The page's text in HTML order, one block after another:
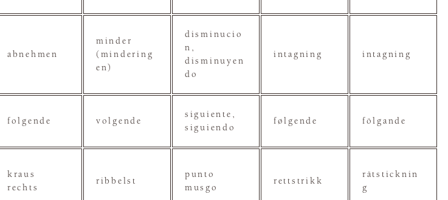
abnehmen
minder
(mindering
en)
disminucio
n,
disminuyen
do
intagning intagning
folgende volgende
siguiente,
siguiendo
følgende fölgande
kraus
rechts
ribbelst
punto
musgo
rettstrikk
rätsticknin
g